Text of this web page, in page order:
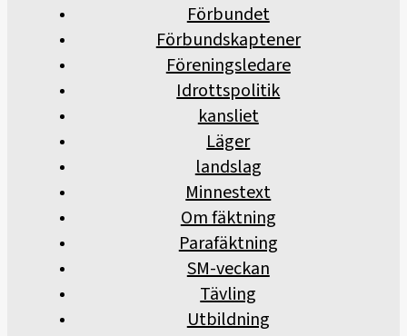
Förbundet
Förbundskaptener
Föreningsledare
Idrottspolitik
kansliet
Läger
landslag
Minnestext
Om fäktning
Parafäktning
SM-veckan
Tävling
Utbildning